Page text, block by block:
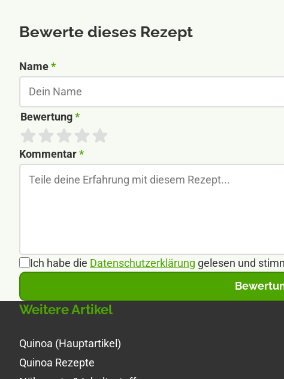
Bewerte dieses Rezept
Nicht ausfüllen wenn du ein Mensch bist:
Name*
Bewertung*
Kommentar*
Ich habe die Datenschutzerklärung gelesen und
Weitere Artikel
Quinoa (Hauptartikel)
Quinoa Rezepte